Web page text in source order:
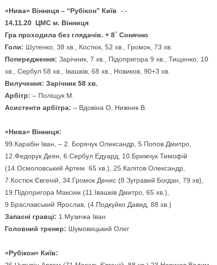
«Нива» Вінниця – “Рубікон” Київ -:-
14.11.20 ЦМС м. Вінниця
Гра проходила без глядачів. + 8` Сонячно
Голи: Шутенко, 38 хв., Костюк, 52 хв., Громок, 73 хв.
Попередження: Зарічник, 7 хв., Підопригора 9 хв., Тищенко, 10
хв., Сербул 58 хв., Івашків, 68 хв., Новиков, 90+3 хв.
Вилучення: Зарічник 58 хв.
Арбітр: – Поліщук М.
Асистенти арбітра: – Вдовіна О, Нижник В.
«Нива» Вінниця:
99.Карабін Іван, – 2. Борячук Олександр, 5.Попов Дмитро,
12.Федорук Деян, 6.Сербул Едуард, 10.Брижчук Тимофій
(14.Осмоловський Артем 65 хв.), 25.Калітов Олександр,
7.Костюк Євгеній, 34.Громок Денис (8.Зугравий Богдан, 79 хв),
19.Підопригора Максим (11.Івашків Дмитро, 65 хв.),
9.Браславський Ярослав, (4.Подкуйко Давид, 88 хв.)
Запасні гравці: 1.Музичка Іван
Головний тренер: Шумовицький Олег
«Рубікон» Київ: